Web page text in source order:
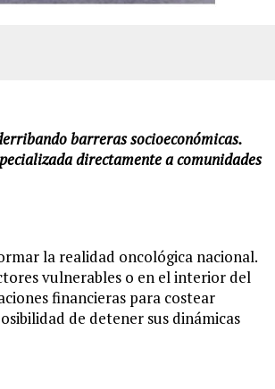
barreras socioeconómicas.
directamente a comunidades
la realidad oncológica nacional.
vulnerables o en el interior del
financieras para costear
de detener sus dinámicas